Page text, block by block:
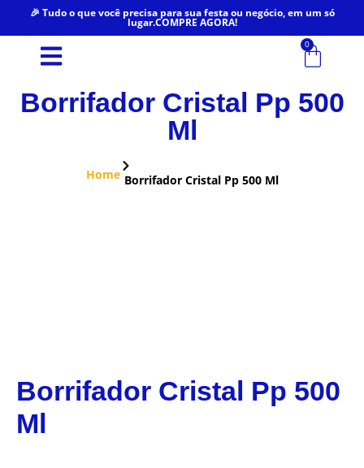
🎉 Tudo o que você precisa para sua festa ou negócio, em um só
lugar.COMPRE AGORA!
0
Borrifador Cristal Pp 500
Ml
Home Borrifador Cristal Pp 500 Ml
Borrifador Cristal Pp 500
Ml